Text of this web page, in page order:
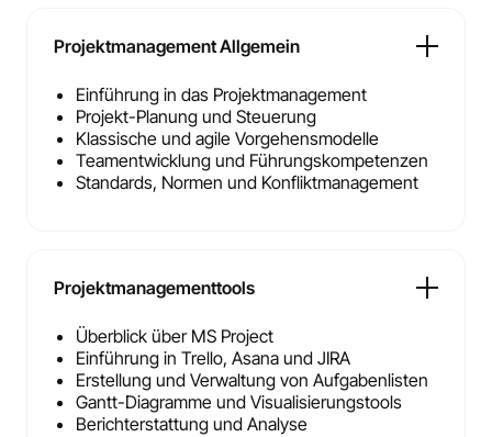
Projektmanagement Allgemein
Einführung in das Projektmanagement
Projekt-Planung und Steuerung
Klassische und agile Vorgehensmodelle
Teamentwicklung und Führungskompetenzen
Standards, Normen und Konfliktmanagement
Projektmanagementtools
Überblick über MS Project
Einführung in Trello, Asana und JIRA
Erstellung und Verwaltung von Aufgabenlisten
Gantt-Diagramme und Visualisierungstools
Berichterstattung und Analyse